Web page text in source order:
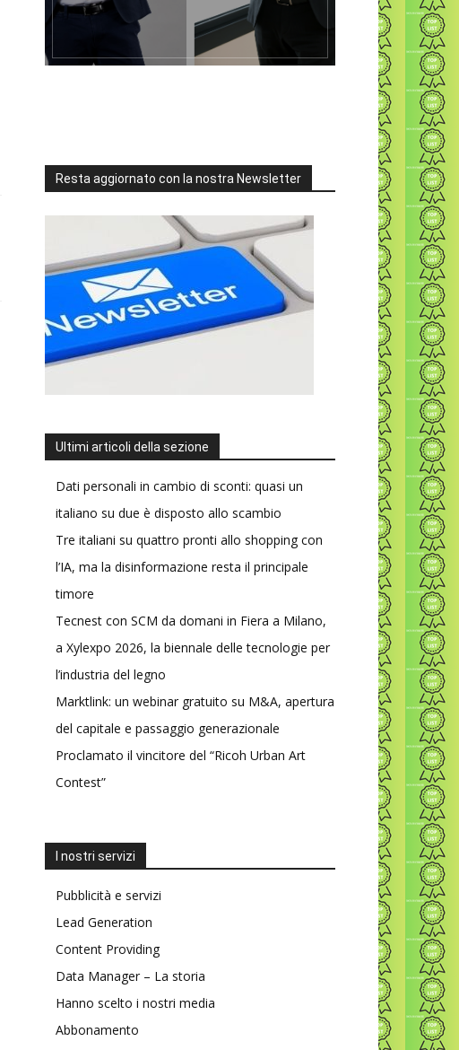
Resta aggiornato con la nostra Newsletter
Ultimi articoli della sezione
Dati personali in cambio di sconti: quasi un
italiano su due è disposto allo scambio
Tre italiani su quattro pronti allo shopping con
l’IA, ma la disinformazione resta il principale
timore
Tecnest con SCM da domani in Fiera a Milano,
a Xylexpo 2026, la biennale delle tecnologie per
l’industria del legno
Marktlink: un webinar gratuito su M&A, apertura
del capitale e passaggio generazionale
Proclamato il vincitore del “Ricoh Urban Art
Contest”
I nostri servizi
Pubblicità e servizi
Lead Generation
Content Providing
Data Manager – La storia
Hanno scelto i nostri media
Abbonamento